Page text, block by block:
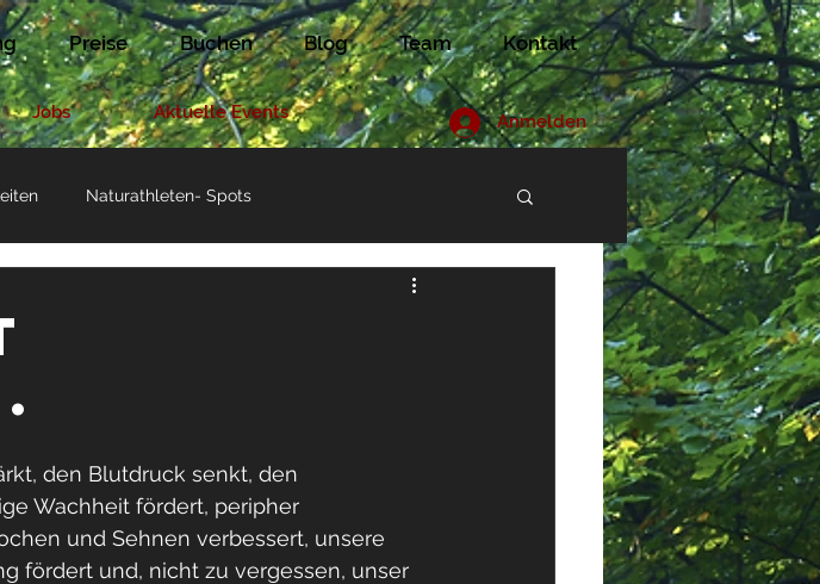
Preise Buchen Blog Team Kontakt
Jobs Aktuelle Events Anmelden
Naturathleten- Spots
den Blutdruck senkt, den
Wachheit fördert, peripher
und Sehnen verbessert, unsere
fördert und, nicht zu vergessen, unser